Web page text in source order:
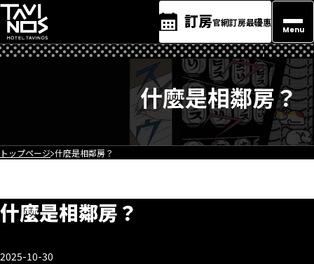
訂房官網訂房最優惠
Menu
什麼是相鄰房？
トップページ 什麼是相鄰房？
什麼是相鄰房？
2025-10-30